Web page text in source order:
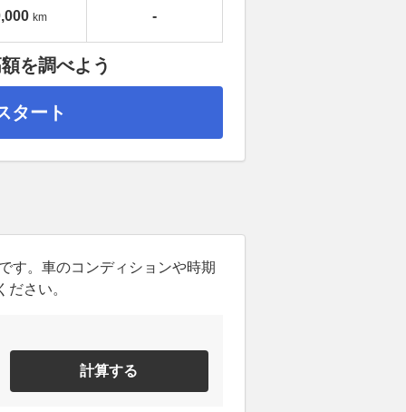
km -
を調べよう
タート
す。車のコンディションや時期
さい。
計算する